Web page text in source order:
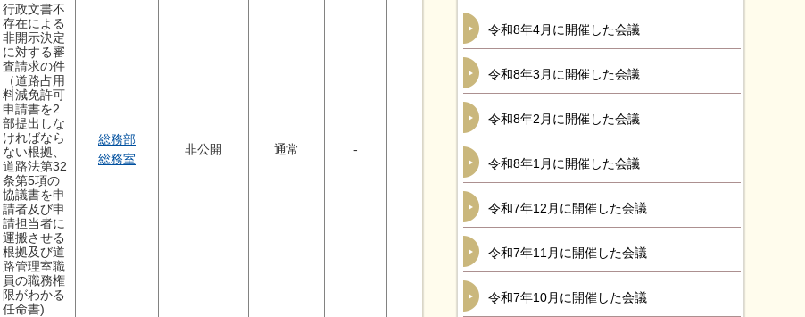
行政文書不
存在による
非開示決定
に対する審
査請求の件
（道路占用
料減免許可
申請書を2
部提出しな
ければなら
ない根拠、
道路法第32
条第5項の
協議書を申
請者及び申
請担当者に
運搬させる
根拠及び道
路管理室職
員の職務権
限がわかる
任命書)
総務部
総務室
非公開 通常 -
令和8年4月に開催した会議
令和8年3月に開催した会議
令和8年2月に開催した会議
令和8年1月に開催した会議
令和7年12月に開催した会議
令和7年11月に開催した会議
令和7年10月に開催した会議